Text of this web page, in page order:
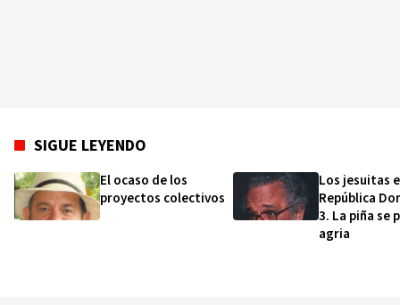
SIGUE LEYENDO
El ocaso de los
proyectos colectivos
Los jesuitas
República
3. La piña se
agria